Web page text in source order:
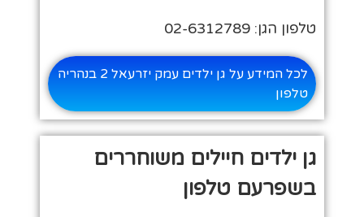
טלפון הגן: 02-6312789
לכל המידע על גן ילדים עמק יזרעאל 2 בנהריה
טלפון
גן ילדים חיילים משוחררים
בשפרעם טלפון